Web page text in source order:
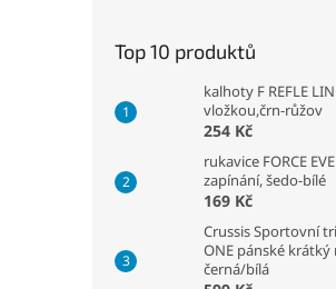
Top 10 produktů
kalhoty F REFLE
vložkou,črn-růžov
254 Kč
rukavice FORCE
zapínání, šedo-bílé
169 Kč
Crussis Sportovní
ONE pánské krátký
černá/bílá